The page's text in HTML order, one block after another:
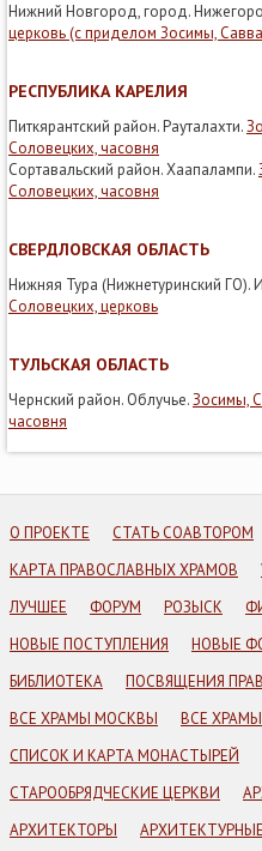
Нижний Новгород, город.
церковь (с приделом Зосимы,
РЕСПУБЛИКА КАРЕЛИЯ
Питкярантский район. Рауталахти.
Соловецких, часовня
Сортавальский район. Хаапалампи.
Соловецких, часовня
СВЕРДЛОВСКАЯ ОБЛАСТЬ
Нижняя Тура (Нижнетуринский ГО).
Соловецких, церковь
ТУЛЬСКАЯ ОБЛАСТЬ
Чернский район. Облучье.Зосимы,
часовня
О ПРОЕКТЕ СТАТЬ СОАВТОРОМ
КАРТА ПРАВОСЛАВНЫХ ХРАМОВ
ЛУЧШЕЕ
ФОРУМ РОЗЫСК
НОВЫЕ ПОСТУПЛЕНИЯ
НОВЫЕ
БИБЛИОТЕКА
ПОСВЯЩЕНИЯ
ВСЕ ХРАМЫ МОСКВЫ
ВСЕ
СПИСОК И КАРТА МОНАСТЫРЕЙ
СТАРООБРЯДЧЕСКИЕ ЦЕРКВИ
АРХИТЕКТОРЫ